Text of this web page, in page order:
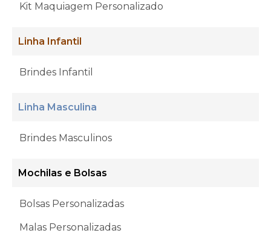
Kit Maquiagem Personalizado
Linha Infantil
Brindes Infantil
Linha Masculina
Brindes Masculinos
Mochilas e Bolsas
Bolsas Personalizadas
Malas Personalizadas